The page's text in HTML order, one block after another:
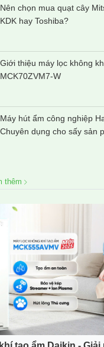
Nên chọn mua quạt cây
KDK hay Toshiba?
Giới thiệu máy lọc không
MCK70ZVM7-W
Máy hút ẩm công nghiệp
Chuyên dụng cho sấy sản
thêm